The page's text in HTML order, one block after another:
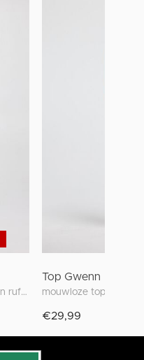
gesmockte haltertop met strikjes en ruffles
Top Gwenn
€29,99